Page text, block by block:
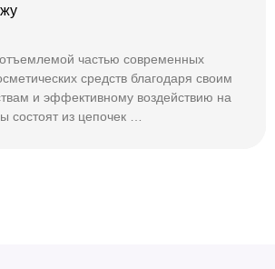
частью современных
средств благодаря своим
и эффективному воздействию на
состоят из цепочек …